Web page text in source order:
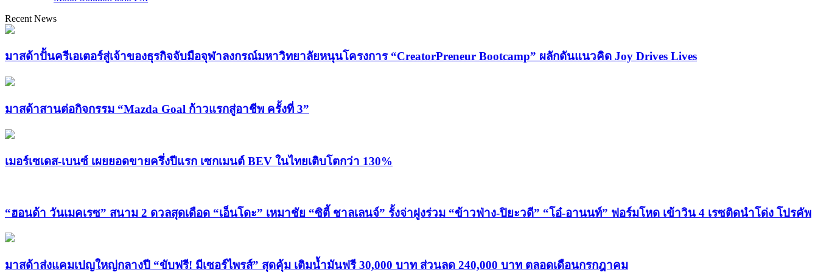
Recent News
มาสด้าปั้นครีเอเตอร์สู่เจ้าของธุรกิจจับมือจุฬาลงกรณ์มหาวิทยาลัยหนุนโครงการ “CreatorPreneur Bootcamp” ผลักดันแนวคิด Joy Drives Lives
มาสด้าสานต่อกิจกรรม “Mazda Goal ก้าวแรกสู่อาชีพ ครั้งที่ 3”
เมอร์เซเดส-เบนซ์ เผยยอดขายครึ่งปีแรก เซกเมนต์ BEV ในไทยเติบโตกว่า 130%
“ฮอนด้า วันเมคเรซ” สนาม 2 ดวลสุดเดือด “เอ็นโดะ” เหมาชัย “ซิตี้ ชาลเลนจ์” รั้งจ่าฝูงร่วม “ข้าวฟ่าง-ปิยะวดี” “โอ๋-อานนท์” ฟอร์มโหด เข้าวิน 4 เรซติดนำโด่ง โปรคัพ
มาสด้าส่งแคมเปญใหญ่กลางปี “ขับฟรี! มีเซอร์ไพรส์” สุดคุ้ม เติมน้ำมันฟรี 30,000 บาท ส่วนลด 240,000 บาท ตลอดเดือนกรกฎาคม